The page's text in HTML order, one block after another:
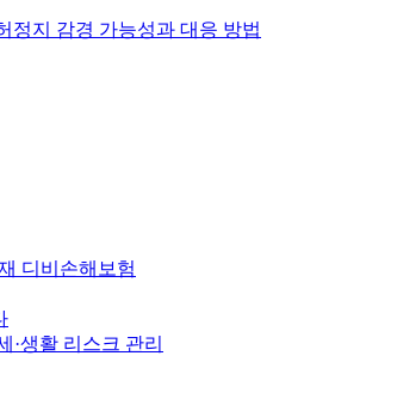
정지 감경 가능성과 대응 방법
디비손해보험
·생활 리스크 관리